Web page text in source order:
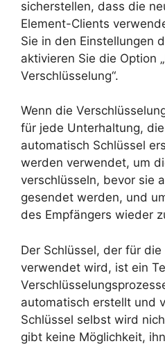
sicherstellen, dass die
Element-Clients
Sie in den Einstellungen
aktivieren Sie die Option
Verschlüsselung“.
Wenn die
für jede Unterhaltung,
automatisch Schlüssel
werden verwendet, um
verschlüsseln, bevor sie
gesendet werden, und
des Empfängers wieder
Der Schlüssel, der für
verwendet wird, ist ein
automatisch erstellt und
Schlüssel selbst wird
gibt keine Möglichkeit,